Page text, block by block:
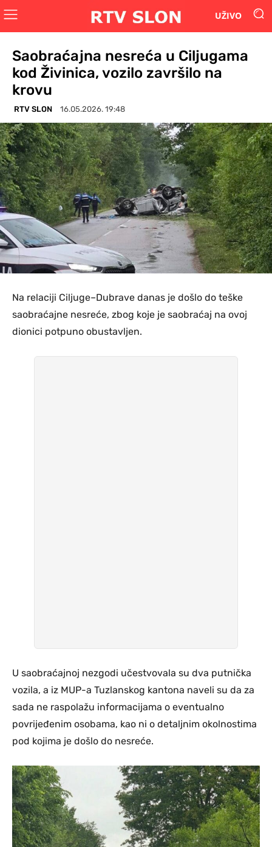
UŽIVO
Saobraćajna nesreća u Ciljugama
kod Živinica, vozilo završilo na
krovu
RTV SLON 16.05.2026. 19:48
Na relaciji Ciljuge–Dubrave danas je došlo do teške
saobraćajne nesreće, zbog koje je saobraćaj na ovoj
dionici potpuno obustavljen.
U saobraćajnoj nezgodi učestvovala su dva putnička
vozila, a iz MUP-a Tuzlanskog kantona naveli su da za
sada ne raspolažu informacijama o eventualno
povrijeđenim osobama, kao ni o detaljnim okolnostima
pod kojima je došlo do nesreće.